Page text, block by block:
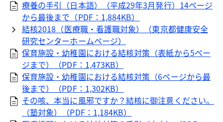
療養の手引（日本語）（平成29年3月発行）14ページ
から最後まで（PDF：1,884KB）
結核2018（医療職・看護職対象）（東京都健康安全
研究センターホームページ）
保育施設・幼稚園における結核対策（表紙から5ペー
ジまで）（PDF：1,473KB）
保育施設・幼稚園における結核対策（6ページから最
後まで）（PDF：1,302KB）
その咳、本当に風邪ですか？結核に御注意ください。
（塾対象）（PDF：1,184KB）